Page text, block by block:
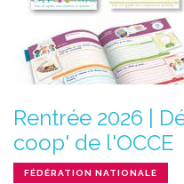
Rentrée 2026 |
coop' de l'OCCE
FÉDÉRATION NATIONALE